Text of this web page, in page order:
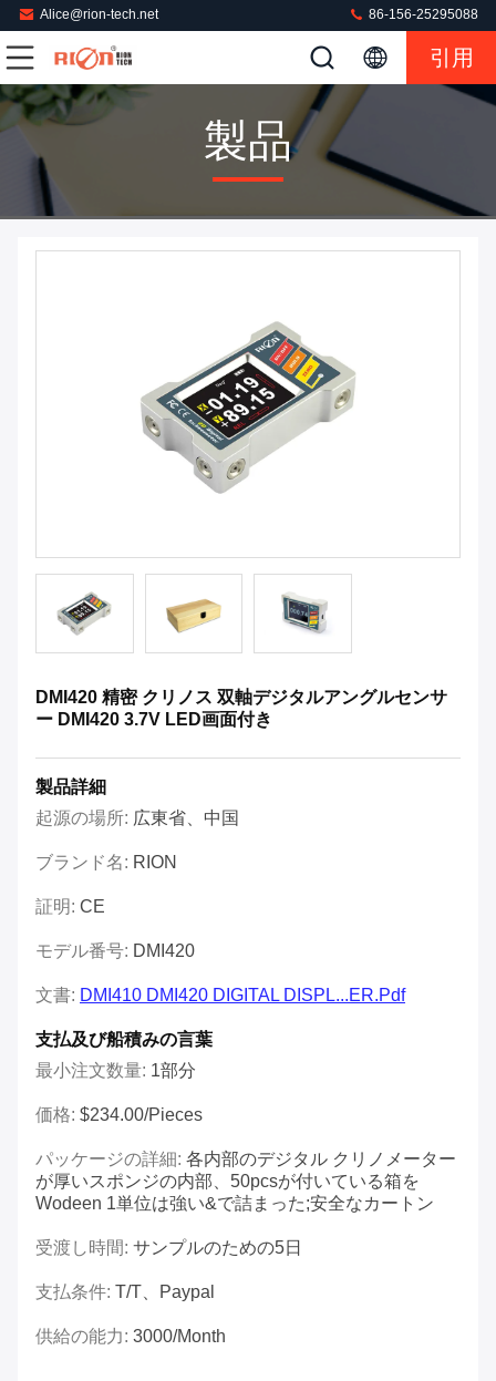
Alice@rion-tech.net 86-156-25295088
引用
製品
DMI420 精密 クリノス 双軸デジタルアングルセンサ
ー DMI420 3.7V LED画面付き
製品詳細
起源の場所: 広東省、中国
ブランド名: RION
証明: CE
モデル番号: DMI420
文書: DMI410 DMI420 DIGITAL DISPL...ER.pdf
支払及び船積みの言葉
最小注文数量: 1部分
価格: $234.00/Pieces
パッケージの詳細: 各内部のデジタル クリノメーター
が厚いスポンジの内部、50pcsが付いている箱を
Wodeen 1単位は強い&で詰まった;安全なカートン
受渡し時間: サンプルのための5日
支払条件: T/T、Paypal
供給の能力: 3000/month